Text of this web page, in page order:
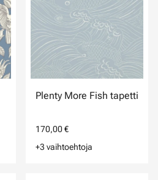
Plenty More Fish tapetti
170,00 €
+3 vaihtoehtoja